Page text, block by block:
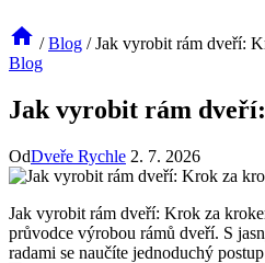
/ Blog / Jak vyrobit rám dveří:
Blog
Jak vyrobit rám
OdDveře Rychle 2. 7. 2026
Jak vyrobit rám dveří: Krok za
průvodce výrobou rámů dveří. S
radami se naučíte jednoduchý